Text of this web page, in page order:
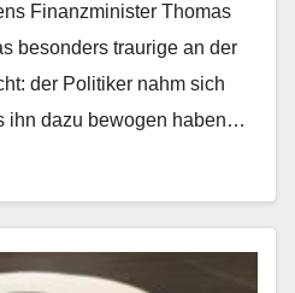
Finanzminister Thomas
besonders traurige an der
der Politiker nahm sich
ihn dazu bewogen haben…